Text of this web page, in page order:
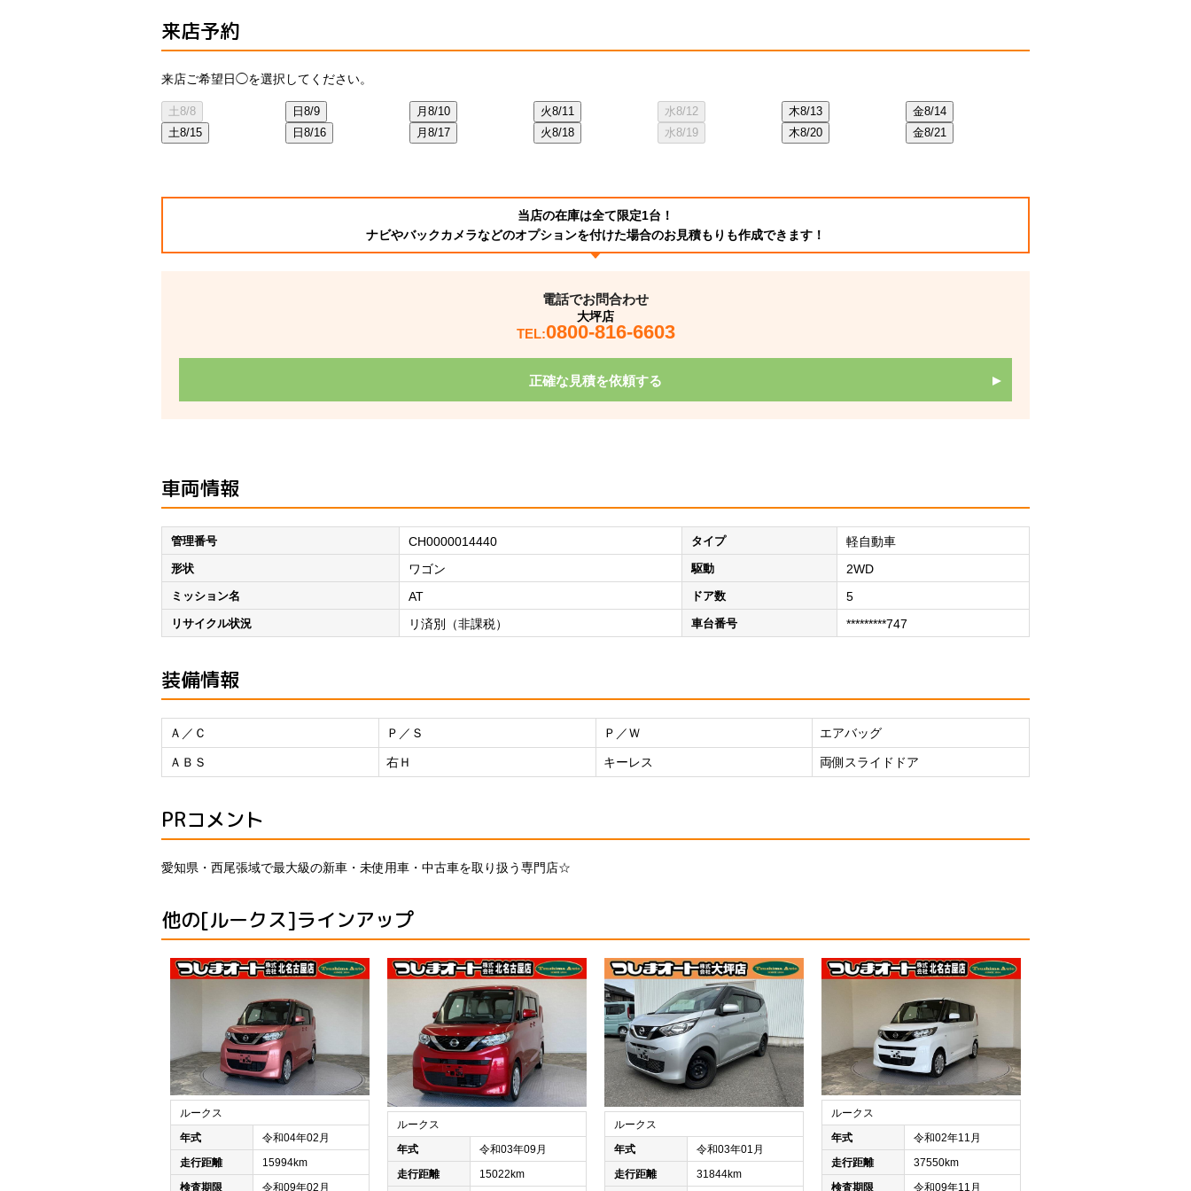
来店予約
来店ご希望日◯を選択してください。
土8/8 日8/9 月8/10 火8/11 水8/12 木8/13 金8/14
土8/15 日8/16 月8/17 火8/18 水8/19 木8/20 金8/21
当店の在庫は全て限定1台！
ナビやバックカメラなどのオプションを付けた場合のお見積もりも作成できます！
電話でお問合わせ
大坪店
TEL:0800-816-6603
正確な見積を依頼する
車両情報
管理番号 CH0000014440 タイプ 軽自動車
形状 ワゴン 駆動 2WD
ミッション名 AT ドア数 5
リサイクル状況 リ済別（非課税） 車台番号 *********747
装備情報
Ａ／Ｃ Ｐ／Ｓ Ｐ／Ｗ エアバッグ
ＡＢＳ 右Ｈ キーレス 両側スライドドア
PRコメント
愛知県・西尾張域で最大級の新車・未使用車・中古車を取り扱う専門店☆
他の[ルークス]ラインアップ
ルークス
年式
令和04年02月
走行距離
15994km
検査期限
令和09年02月
ルークス
年式
令和03年09月
走行距離
15022km
ルークス
年式
令和03年01月
走行距離
31844km
ルークス
年式
令和02年11月
走行距離
37550km
検査期限
令和09年11月